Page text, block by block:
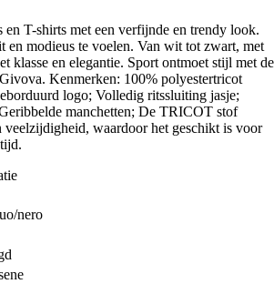
en T-shirts met een verfijnde en trendy look.
en modieus te voelen. Van wit tot zwart, met
klasse en elegantie. Sport ontmoet stijl met de
Kenmerken: 100% polyestertricot
logo; Volledig ritssluiting jasje;
manchetten; De TRICOT stof
waardoor het geschikt is voor
nero